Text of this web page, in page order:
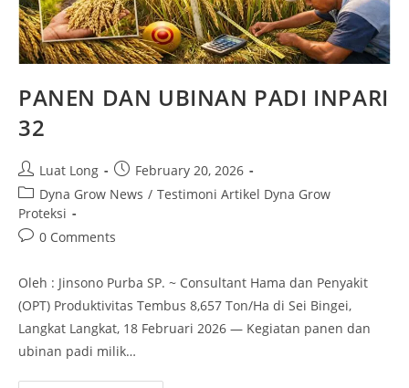
PANEN DAN UBINAN PADI INPARI
32
Luat Long
February 20, 2026
Dyna Grow News / Testimoni Artikel Dyna Grow
Proteksi
0 Comments
Oleh : Jinsono Purba SP. ~ Consultant Hama dan Penyakit
(OPT) Produktivitas Tembus 8,657 Ton/Ha di Sei Bingei,
Langkat Langkat, 18 Februari 2026 — Kegiatan panen dan
ubinan padi milik…